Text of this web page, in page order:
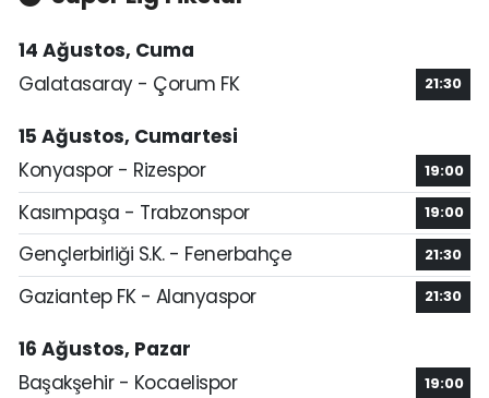
14 Ağustos, Cuma
Galatasaray - Çorum FK
21:30
15 Ağustos, Cumartesi
Konyaspor - Rizespor
19:00
Kasımpaşa - Trabzonspor 19:00
Gençlerbirliği S.K. - Fenerbahçe 21:30
Gaziantep FK - Alanyaspor 21:30
16 Ağustos, Pazar
Başakşehir - Kocaelispor
19:00